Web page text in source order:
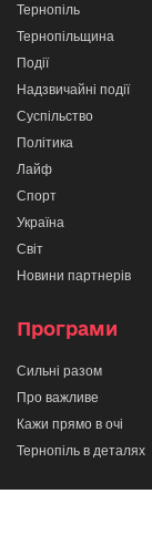
Тернопіль
Тернопільщина
Події
Надзвичайні події
Суспільство
Політика
Лайф
Спорт
Україна
Світ
Новини партнерів
Програми
Сильні разом
Про важливе
Кажи прямо в очі
Тернопіль в деталях